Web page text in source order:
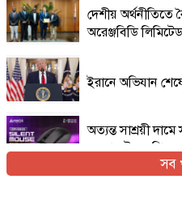
দেশীয় অর্থনীতিতে
অরেঞ্জবিডি লিমিটেড
ইরানে অভিযান
অত্যন্ত সাশ্রয়ী
এফোরটেক ওপি-
সব